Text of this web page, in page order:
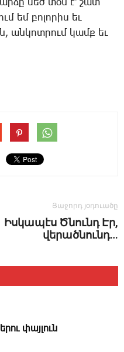
մեծ տօն է՝ շատ
եմ բո­լո­րիս եւ
ան­կոտ­րում կամք եւ
Յաջորդ յօդուածը
Իս­կա­պէս Ծ­նունդ Էր,
վե­րած­նունդ…
փայլուն